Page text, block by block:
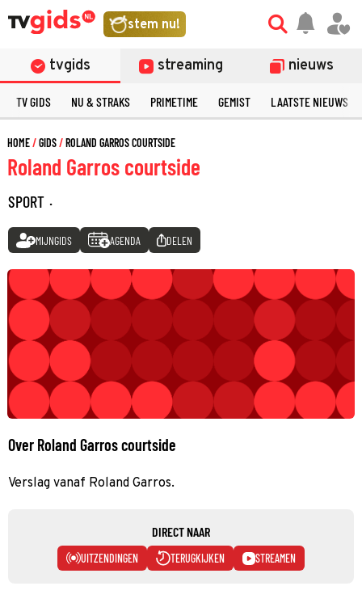
stem nu!
tvgids streaming nieuws
TV GIDS NU & STRAKS PRIMETIME GEMIST LAATSTE NIEUWS
HOME GIDS ROLAND GARROS COURTSIDE
Roland Garros courtside
SPORT ·
MIJNGIDS AGENDA DELEN
Over Roland Garros courtside
Verslag vanaf Roland Garros.
DIRECT NAAR
UITZENDINGEN TERUGKIJKEN STREAMEN